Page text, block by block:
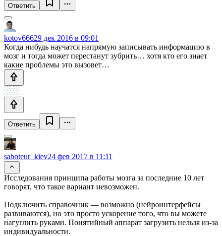
Ответить
kotov66629 дек 2016 в 09:01
Когда нибудь научатся напрямую записывать информацию в
мозг и тогда может перестанут зубрить… хотя кто его знает
какие проблемы это вызовет…
Ответить
saboteur_kiev24 фев 2017 в 11:11
Исследования принципа работы мозга за последние 10 лет
говорят, что такое вариант невозможен.
Подключить справочник — возможно (нейроинтерфейсы
развиваются), но это просто ускорение того, что вы можете
нагуглить руками. Понятийный аппарат загрузить нельзя из-за
индивидуальности.